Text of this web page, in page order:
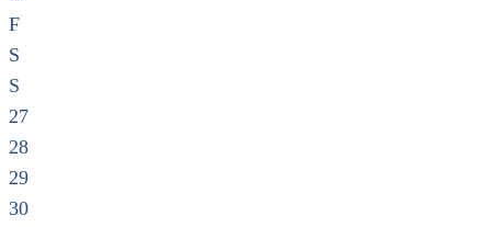
F
S
S
27
28
29
30